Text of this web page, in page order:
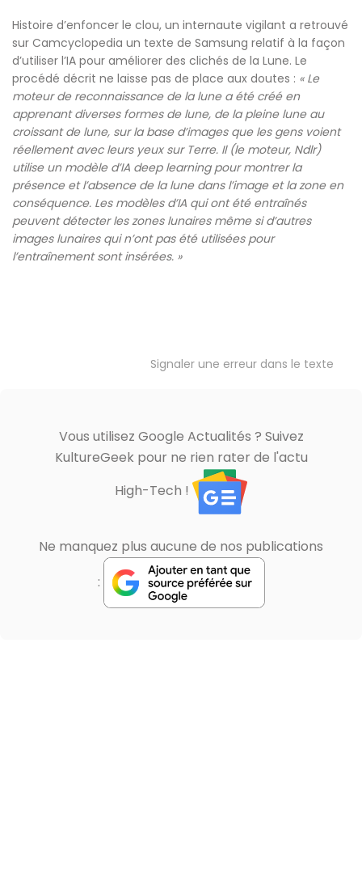
Histoire d’enfoncer le clou, un internaute vigilant a retrouvé
sur Camcyclopedia un texte de Samsung relatif à la façon
d’utiliser l’IA pour améliorer des clichés de la Lune. Le
procédé décrit ne laisse pas de place aux doutes : « Le
moteur de reconnaissance de la lune a été créé en
apprenant diverses formes de lune, de la pleine lune au
croissant de lune, sur la base d’images que les gens voient
réellement avec leurs yeux sur Terre. Il (le moteur, Ndlr)
utilise un modèle d’IA deep learning pour montrer la
présence et l’absence de la lune dans l’image et la zone en
conséquence. Les modèles d’IA qui ont été entraînés
peuvent détecter les zones lunaires même si d’autres
images lunaires qui n’ont pas été utilisées pour
l’entraînement sont insérées. »
Signaler une erreur dans le texte
Vous utilisez Google Actualités ? Suivez
KultureGeek pour ne rien rater de l'actu
High-Tech !
Ne manquez plus aucune de nos publications
: